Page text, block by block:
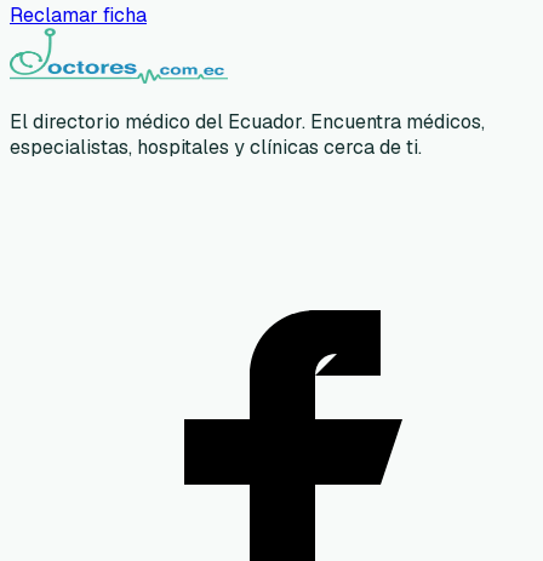
Reclamar ficha
El directorio médico del Ecuador. Encuentra médicos,
especialistas, hospitales y clínicas cerca de ti.